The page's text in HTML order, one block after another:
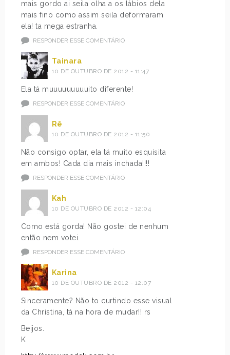
mais gordo ai seila olha a os lábios dela
mais fino como assim seila deformaram
ela! ta mega estranha.
RESPONDER ESSE COMENTÁRIO
Tainara
10 DE OUTUBRO DE 2012 - 11:47
Ela tá muuuuuuuuuito diferente!
RESPONDER ESSE COMENTÁRIO
Rê
10 DE OUTUBRO DE 2012 - 11:50
Não consigo optar, ela tá muito esquisita
em ambos! Cada dia mais inchada!!!!
RESPONDER ESSE COMENTÁRIO
Kah
10 DE OUTUBRO DE 2012 - 12:04
Como está gorda! Não gostei de nenhum
então nem votei.
RESPONDER ESSE COMENTÁRIO
Karina
10 DE OUTUBRO DE 2012 - 12:07
Sinceramente? Não to curtindo esse visual
da Christina, tá na hora de mudar!! rs
Beijos.
K